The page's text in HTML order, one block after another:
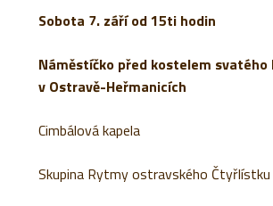
Sobota 7. září od 15ti hodin
Náměstíčko před kostelem svatého
v Ostravě-Heřmanicích
Cimbálová kapela
Skupina Rytmy ostravského Čtyřlístku